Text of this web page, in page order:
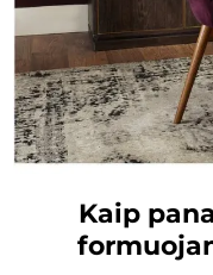
Kaip